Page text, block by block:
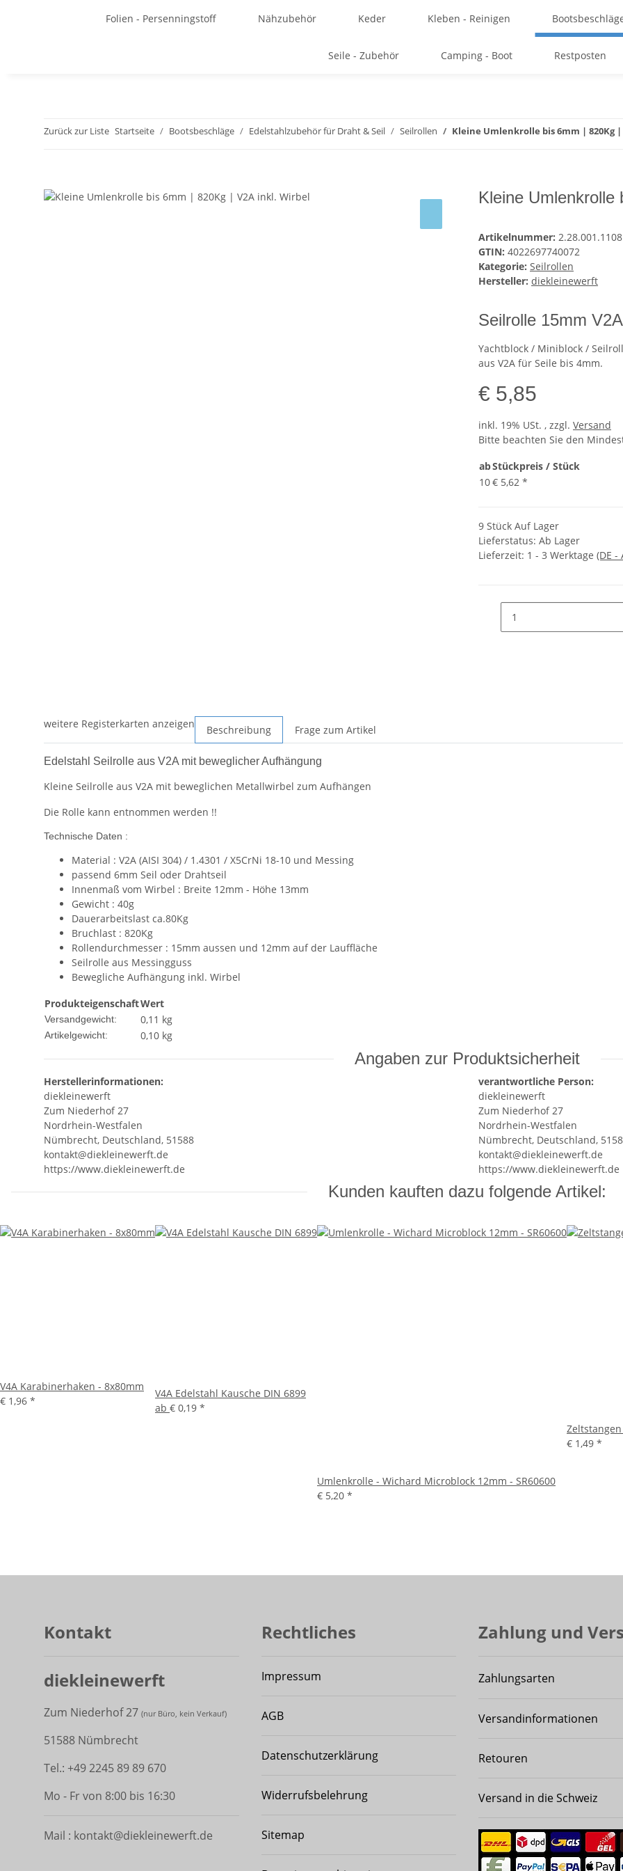
Folien - Persenningstoff Nähzubehör Keder Kleben - Reinigen
Seile - Zubehör Camping - Boot Restposten
Zurück zur Liste Startseite Bootsbeschläge Edelstahlzubehör für Draht & Seil Seilrollen Kleine Umlenkrolle bis 6mm | 820Kg
Kleine
Artikelnummer: 2.28.001.1108
GTIN: 4022697740072
Kategorie: Seilrollen
Hersteller: diekleinewerft
Seilrolle 15mm
Yachtblock / Miniblock /
aus V2A für Seile bis 4mm.
€ 5,85
inkl. 19% USt. , zzgl. Versand
Bitte beachten Sie den
abStückpreis / Stück
10€ 5,62 *
9 Stück Auf Lager
Lieferstatus: Ab Lager
Lieferzeit: 1 - 3 Werktage (DE
weitere Registerkarten anzeigen Beschreibung Frage zum Artikel
Edelstahl Seilrolle aus V2A mit beweglicher Aufhängung
Kleine Seilrolle aus V2A mit beweglichen Metallwirbel zum Aufhängen
Die Rolle kann entnommen werden !!
Technische Daten :
Material : V2A (AISI 304) / 1.4301 / X5CrNi 18-10 und Messing
passend 6mm Seil oder Drahtseil
Innenmaß vom Wirbel : Breite 12mm - Höhe 13mm
Gewicht : 40g
Dauerarbeitslast ca.80Kg
Bruchlast : 820Kg
Rollendurchmesser : 15mm aussen und 12mm auf der Lauffläche
Seilrolle aus Messingguss
Bewegliche Aufhängung inkl. Wirbel
ProdukteigenschaftWert
Versandgewicht: 0,11 kg
Artikelgewicht: 0,10 kg
Angaben zur Produktsicherheit
Herstellerinformationen:
diekleinewerft
Zum Niederhof 27
Nordrhein-Westfalen
Nümbrecht, Deutschland, 51588
kontakt@diekleinewerft.de
https://www.diekleinewerft.de
verantwortliche Person:
diekleinewerft
Zum Niederhof 27
Nordrhein-Westfalen
Nümbrecht, Deutschland,
kontakt@diekleinewerft.de
https://www.diekleinewerft.de
Kunden kauften dazu folgende Artikel:
V4A Karabinerhaken - 8x80mm
€ 1,96 *
V4A Edelstahl Kausche DIN 6899
ab € 0,19 *
Umlenkrolle - Wichard Microblock 12mm - SR60600
€ 5,20 *
€ 1,49 *
Kontakt
diekleinewerft
Zum Niederhof 27 (nur Büro, kein Verkauf)
51588 Nümbrecht
Tel.: +49 2245 89 89 670
Mo - Fr von 8:00 bis 16:30
Mail : kontakt@diekleinewerft.de
Rechtliches
Impressum
AGB
Datenschutzerklärung
Widerrufsbelehrung
Sitemap
Zahlung und
Zahlungsarten
Versandinformationen
Retouren
Versand in die Schweiz